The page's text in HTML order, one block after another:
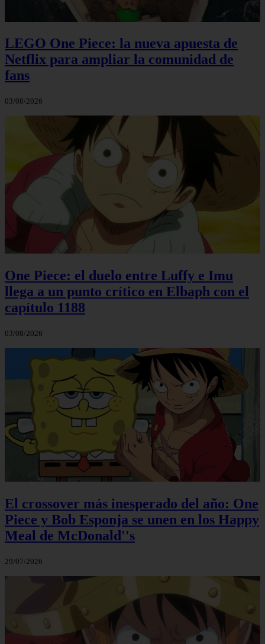
LEGO One Piece: la nueva apuesta de
Netflix para ampliar la comunidad de
fans
03/08/2026
One Piece: el duelo entre Luffy e Imu
llega a un punto crítico en Elbaph con el
capítulo 1188
03/08/2026
El crossover más inesperado del año: One
Piece y Bob Esponja se unen en los Happy
Meal de McDonald''s
29/07/2026